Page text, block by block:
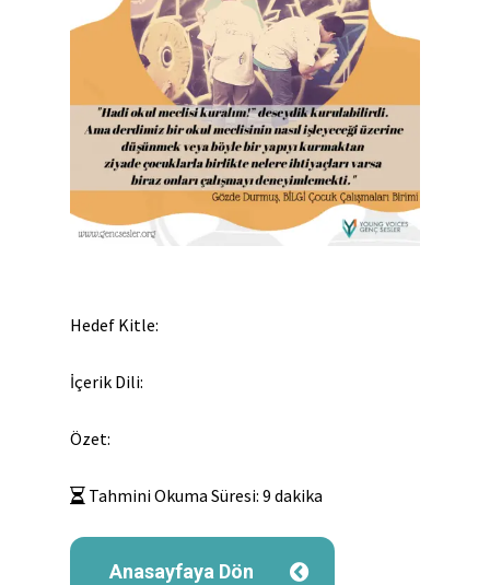
Hedef Kitle:
İçerik Dili:
Özet:
Tahmini Okuma Süresi: 9 dakika
Anasayfaya Dön